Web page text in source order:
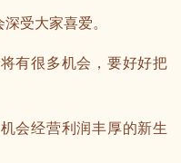
受大家喜爱。
很多机会，要好好把
经营利润丰厚的新生